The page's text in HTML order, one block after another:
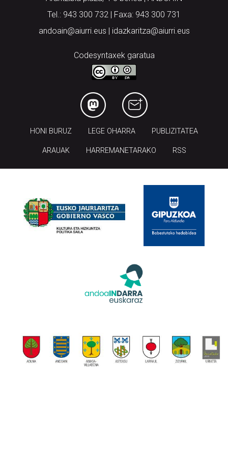
Tel.: 943 300 732 | Faxa: 943 300 731
andoain@aiurri.eus | idazkaritza@aiurri.eus
Codesyntaxek garatua
HONI BURUZ LEGE OHARRA PUBLIZITATEA
ARAUAK HARREMANETARAKO RSS